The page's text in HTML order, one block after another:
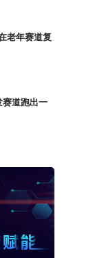
老年赛道复
道跑出一